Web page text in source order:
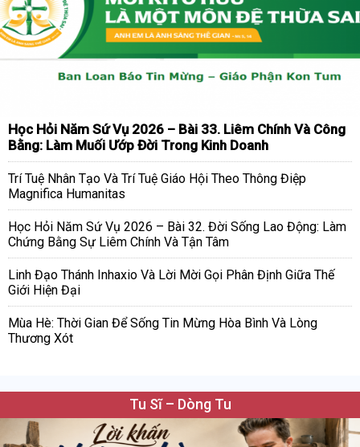
Học Hỏi Năm Sứ Vụ 2026 – Bài 33. Liêm Chính Và Công
Bằng: Làm Muối Ướp Đời Trong Kinh Doanh
Trí Tuệ Nhân Tạo Và Trí Tuệ Giáo Hội Theo Thông Điệp
Magnifica Humanitas
Học Hỏi Năm Sứ Vụ 2026 – Bài 32. Đời Sống Lao Động: Làm
Chứng Bằng Sự Liêm Chính Và Tận Tâm
Linh Đạo Thánh Inhaxio Và Lời Mời Gọi Phân Định Giữa Thế
Giới Hiện Đại
Mùa Hè: Thời Gian Để Sống Tin Mừng Hòa Bình Và Lòng
Thương Xót
Tu Sĩ – Dòng Tu